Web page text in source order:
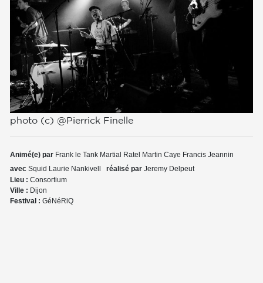
photo (c) @Pierrick Finelle
Animé(e) par Frank le Tank Martial Ratel Martin Caye Francis Jeannin
avec Squid Laurie Nankivell réalisé par Jeremy Delpeut
Lieu : Consortium
Ville : Dijon
Festival : GéNéRiQ